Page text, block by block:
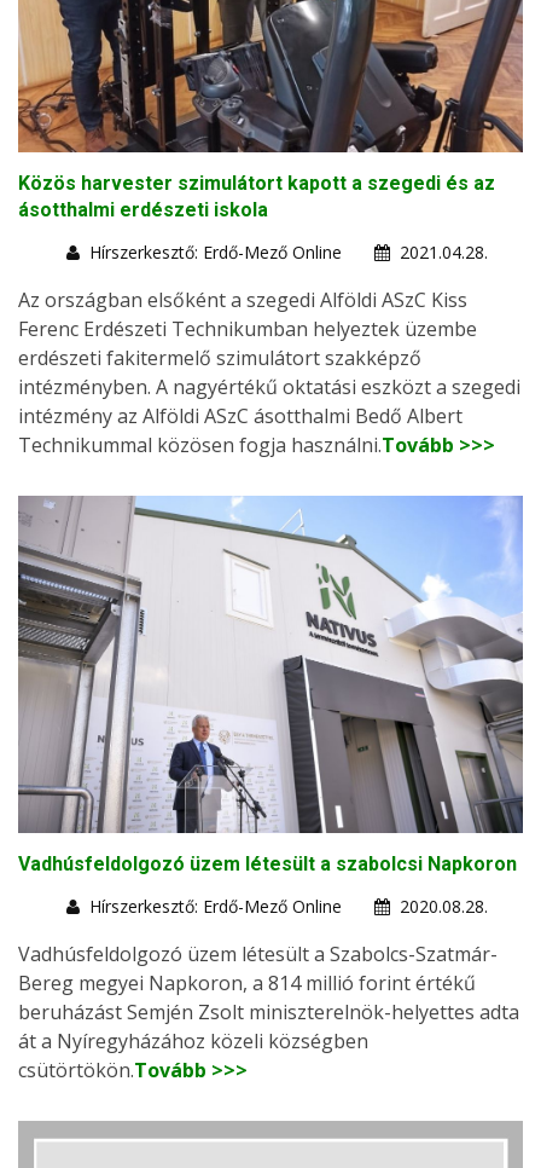
Közös harvester szimulátort kapott a szegedi és az
ásotthalmi erdészeti iskola
Hírszerkesztő: Erdő-Mező Online
2021.04.28.
Az országban elsőként a szegedi Alföldi ASzC Kiss
Ferenc Erdészeti Technikumban helyeztek üzembe
erdészeti fakitermelő szimulátort szakképző
intézményben. A nagyértékű oktatási eszközt a szegedi
intézmény az Alföldi ASzC ásotthalmi Bedő Albert
Technikummal közösen fogja használni.Tovább >>>
Vadhúsfeldolgozó üzem létesült a szabolcsi Napkoron
Hírszerkesztő: Erdő-Mező Online
2020.08.28.
Vadhúsfeldolgozó üzem létesült a Szabolcs-Szatmár-
Bereg megyei Napkoron, a 814 millió forint értékű
beruházást Semjén Zsolt miniszterelnök-helyettes adta
át a Nyíregyházához közeli községben
csütörtökön.Tovább >>>